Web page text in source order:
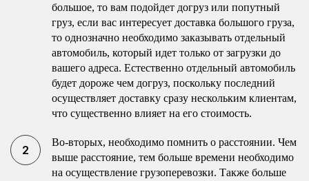
большое, то вам подойдет догруз или попутный
груз, если вас интересует доставка большого груза,
то однозначно необходимо заказывать отдельный
автомобиль, который идет только от загрузки до
вашего адреса. Естественно отдельный автомобиль
будет дороже чем догруз, поскольку последний
осуществляет доставку сразу нескольким клиентам,
что существенно влияет на его стоимость.
Во-вторых, необходимо помнить о расстоянии. Чем
выше расстояние, тем больше времени необходимо
на осуществление грузоперевозки. Также больше